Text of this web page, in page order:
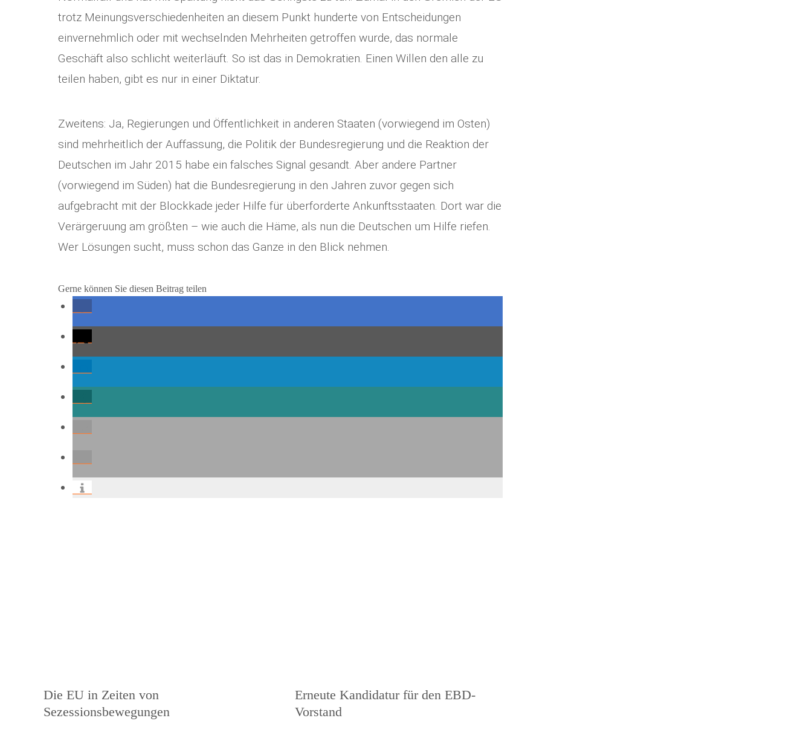
trotz Meinungsverschiedenheiten an diesem Punkt hunderte von Entscheidungen
einvernehmlich oder mit wechselnden Mehrheiten getroffen wurde, das normale
Geschäft also schlicht weiterläuft. So ist das in Demokratien. Einen Willen den alle zu
teilen haben, gibt es nur in einer Diktatur.
Zweitens: Ja, Regierungen und Öffentlichkeit in anderen Staaten (vorwiegend im Osten)
sind mehrheitlich der Auffassung, die Politik der Bundesregierung und die Reaktion der
Deutschen im Jahr 2015 habe ein falsches Signal gesandt. Aber andere Partner
(vorwiegend im Süden) hat die Bundesregierung in den Jahren zuvor gegen sich
aufgebracht mit der Blockkade jeder Hilfe für überforderte Ankunftsstaaten. Dort war die
Verärgeruung am größten – wie auch die Häme, als nun die Deutschen um Hilfe riefen.
Wer Lösungen sucht, muss schon das Ganze in den Blick nehmen.
Gerne können Sie diesen Beitrag teilen
Vorheriger
Beitrag
Die EU in Zeiten von
Sezessionsbewegungen
Nächster
Beitrag
Erneute Kandidatur für den EBD-
Vorstand